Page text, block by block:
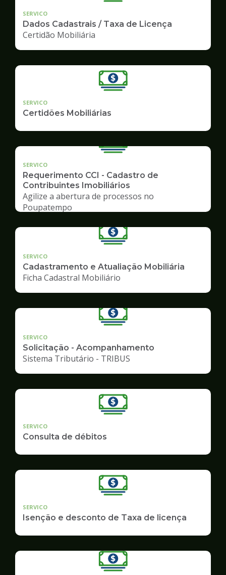
SERVICO
Dados Cadastrais / Taxa de Licença
Certidão Mobiliária
SERVICO
Certidões Mobiliárias
SERVICO
Requerimento CCI - Cadastro de
Contribuintes Imobiliários
Agilize a abertura de processos no
Poupatempo
SERVICO
Cadastramento e Atualiação Mobiliária
Ficha Cadastral Mobiliário
SERVICO
Solicitação - Acompanhamento
Sistema Tributário - TRIBUS
SERVICO
Consulta de débitos
SERVICO
Isenção e desconto de Taxa de licença